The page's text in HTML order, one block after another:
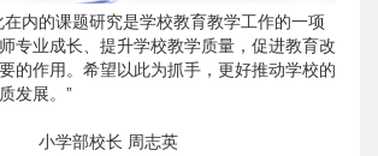
在内的课题研究是学校教育教学工作的一项
专业成长、提升学校教学质量，促进教育改
的作用。希望以此为抓手，更好推动学校的
发展。”
小学部校长 周志英